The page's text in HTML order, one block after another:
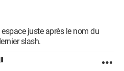
juste après le nom du
slash.